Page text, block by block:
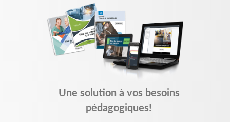
Une solution à vos besoins
pédagogiques!